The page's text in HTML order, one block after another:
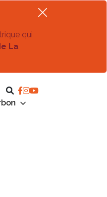
qui
La